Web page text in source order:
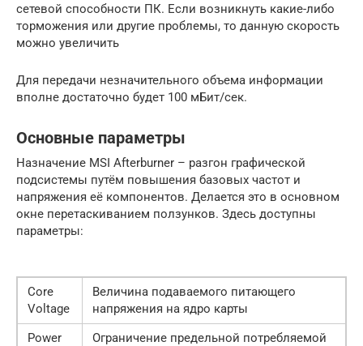
сетевой способности ПК. Если возникнуть какие-либо
торможения или другие проблемы, то данную скорость
можно увеличить
Для передачи незначительного объема информации
вполне достаточно будет 100 мБит/сек.
Основные параметры
Назначение MSI Afterburner – разгон графической
подсистемы путём повышения базовых частот и
напряжения её компонентов. Делается это в основном
окне перетаскиванием ползунков. Здесь доступны
параметры:
Core
Voltage
Величина подаваемого питающего
напряжения на ядро карты
Power
Ограничение предельной потребляемой